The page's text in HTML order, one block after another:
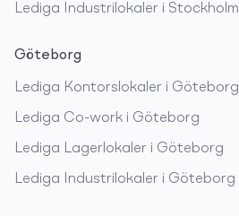
Lediga Industrilokaler i Stockholm
Göteborg
Lediga Kontorslokaler i Göteborg
Lediga Co-work i Göteborg
Lediga Lagerlokaler i Göteborg
Lediga Industrilokaler i Göteborg